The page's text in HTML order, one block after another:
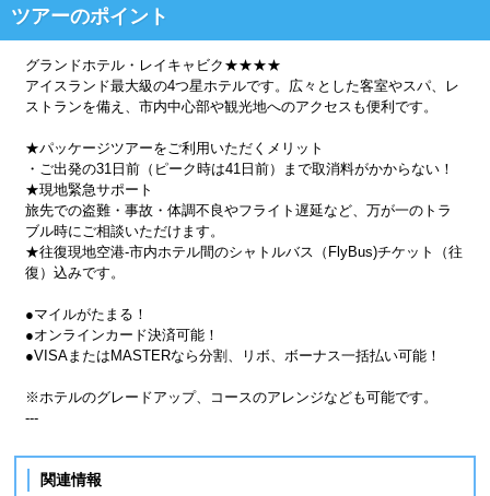
ツアーのポイント
グランドホテル・レイキャビク★★★★
アイスランド最大級の4つ星ホテルです。広々とした客室やスパ、レ
ストランを備え、市内中心部や観光地へのアクセスも便利です。
★パッケージツアーをご利用いただくメリット
・ご出発の31日前（ピーク時は41日前）まで取消料がかからない！
★現地緊急サポート
旅先での盗難・事故・体調不良やフライト遅延など、万が一のトラ
ブル時にご相談いただけます。
★往復現地空港-市内ホテル間のシャトルバス（FlyBus)チケット（往
復）込みです。
●マイルがたまる！
●オンラインカード決済可能！
●VISAまたはMASTERなら分割、リボ、ボーナス一括払い可能！
※ホテルのグレードアップ、コースのアレンジなども可能です。
---
関連情報